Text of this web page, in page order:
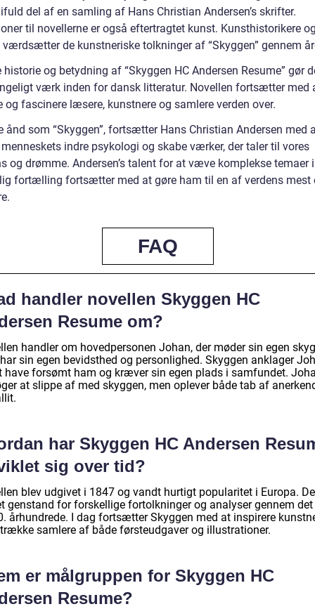
del af en samling af Hans Christian Andersen’s skrifter.
til novellerne er også eftertragtet kunst. Kunsthistorikere
værdsætter de kunstneriske tolkninger af “Skyggen” gennem
historie og betydning af “Skyggen HC Andersen Resume” gør
værk inden for dansk litteratur. Novellen fortsætter med
og fascinere læsere, kunstnere og samlere verden over.
ånd som “Skyggen”, fortsætter Hans Christian Andersen med
indre psykologi og skabe værker, der taler til vores
og drømme. Andersen’s talent for at væve komplekse temaer
fortælling fortsætter med at gøre ham til en af verdens mest
FAQ
handler novellen Skyggen HC
Resume om?
handler om hovedpersonen Johan, der møder sin egen
sin egen bevidsthed og personlighed. Skyggen anklager
have forsømt ham og kræver sin egen plads i samfundet.
at slippe af med skyggen, men oplever både tab af
har Skyggen HC Andersen
sig over tid?
blev udgivet i 1847 og vandt hurtigt popularitet i Europa.
genstand for forskellige fortolkninger og analyser gennem det
århundrede. I dag fortsætter Skyggen med at inspirere
samlere af både førsteudgaver og illustrationer.
er målgruppen for Skyggen HC
Resume?